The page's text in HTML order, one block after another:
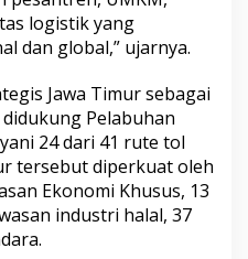
logistik yang
dan global,” ujarnya.
Jawa Timur sebagai
Pelabuhan
24 dari 41 rute tol
tersebut diperkuat oleh
Ekonomi Khusus, 13
industri halal, 37